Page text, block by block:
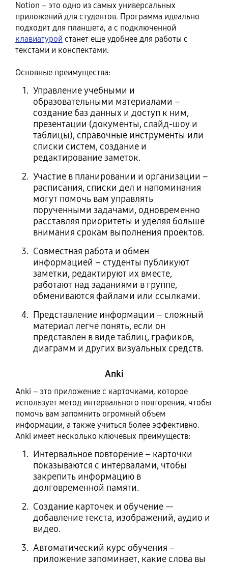
Notion – это одно из самых универсальных
приложений для студентов. Программа идеально
подходит для планшета, а с подключенной
клавиатурой станет еще удобнее для работы с
текстами и конспектами.
Основные преимущества:
Управление учебными и
образовательными материалами –
создание баз данных и доступ к ним,
презентации (документы, слайд-шоу и
таблицы), справочные инструменты или
списки систем, создание и
редактирование заметок.
Участие в планировании и организации –
расписания, списки дел и напоминания
могут помочь вам управлять
порученными задачами, одновременно
расставляя приоритеты и уделяя больше
внимания срокам выполнения проектов.
Совместная работа и обмен
информацией – студенты публикуют
заметки, редактируют их вместе,
работают над заданиями в группе,
обмениваются файлами или ссылками.
Представление информации – сложный
материал легче понять, если он
представлен в виде таблиц, графиков,
диаграмм и других визуальных средств.
Anki
Anki – это приложение с карточками, которое
использует метод интервального повторения, чтобы
помочь вам запомнить огромный объем
информации, а также учиться более эффективно.
Anki имеет несколько ключевых преимуществ:
Интервальное повторение – карточки
показываются с интервалами, чтобы
закрепить информацию в
долговременной памяти.
Создание карточек и обучение —
добавление текста, изображений, аудио и
видео.
Автоматический курс обучения –
приложение запоминает, какие слова вы